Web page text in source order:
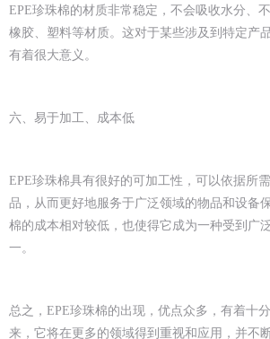
EPE珍珠棉的材质非常稳定，不会吸收水分、
橡胶、塑料等材质。这对于某些涉及到特定产
有着很大意义。
六、易于加工、成本低
EPE珍珠棉具有很好的可加工性，可以依据所
品，从而更好地服务于广泛领域的物品和设备
棉的成本相对较低，也使得它成为一种受到广
一。
总之，EPE珍珠棉的出现，优点众多，有着十
来，它将在更多的领域得到重视和应用，并不